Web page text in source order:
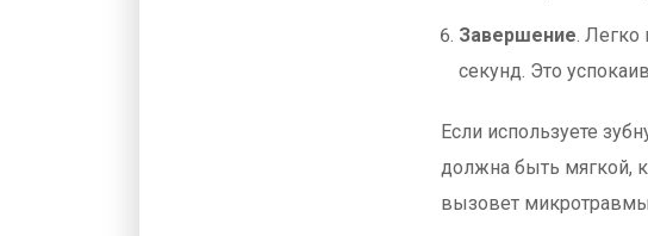
Завершение. Легко
секунд. Это
Если используете
должна быть мягкой,
вызовет